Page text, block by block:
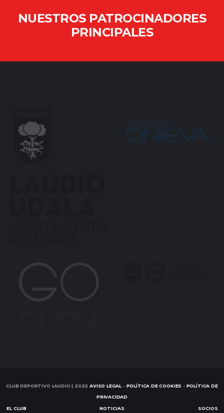
NUESTROS PATROCINADORES
PRINCIPALES
CLUB DEPORTIVO LAUDIO | 2022 AVISO LEGAL- POLÍTICA DE COOKIES - POLÍTICA DE
PRIVACIDAD
EL CLUB NOTICIAS SOCIOS